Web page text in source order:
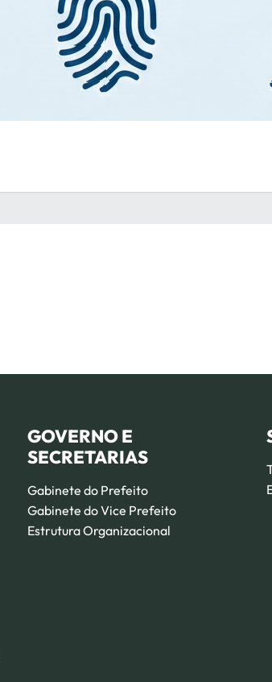
GOVERNO E
SECRETARIAS
Gabinete do Prefeito
Gabinete do Vice Prefeito
Estrutura Organizacional